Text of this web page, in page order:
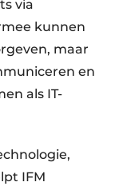
via
kunnen
maar
en
als IT-
IFM